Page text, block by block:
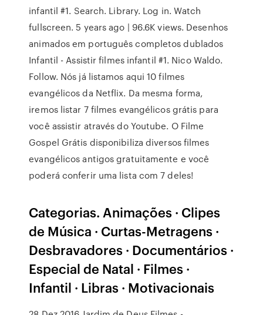
infantil #1. Search. Library. Log in. Watch
fullscreen. 5 years ago | 96.6K views. Desenhos
animados em português completos dublados
Infantil - Assistir filmes infantil #1. Nico Waldo.
Follow. Nós já listamos aqui 10 filmes
evangélicos da Netflix. Da mesma forma,
iremos listar 7 filmes evangélicos grátis para
você assistir através do Youtube. O Filme
Gospel Grátis disponibiliza diversos filmes
evangélicos antigos gratuitamente e você
poderá conferir uma lista com 7 deles!
Categorias. Animações · Clipes
de Música · Curtas-Metragens ·
Desbravadores · Documentários ·
Especial de Natal · Filmes ·
Infantil · Libras · Motivacionais